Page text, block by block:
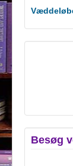
Besøg